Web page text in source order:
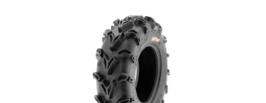
NAVIJAKY COME UP WARN